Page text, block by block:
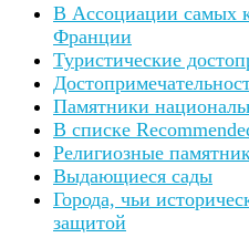
В Ассоциации самых
Франции
Туристические
Памятники
В списке
Религиозные
Выдающиеся сады
Города, чьи
защитой